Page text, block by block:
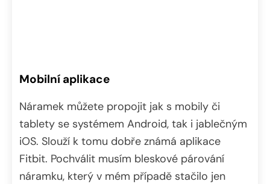
Mobilní aplikace
Náramek můžete propojit jak s mobily či
tablety se systémem Android, tak i jablečným
iOS. Slouží k tomu dobře známá aplikace
Fitbit. Pochválit musím bleskové párování
náramku, který v mém případě stačilo jen